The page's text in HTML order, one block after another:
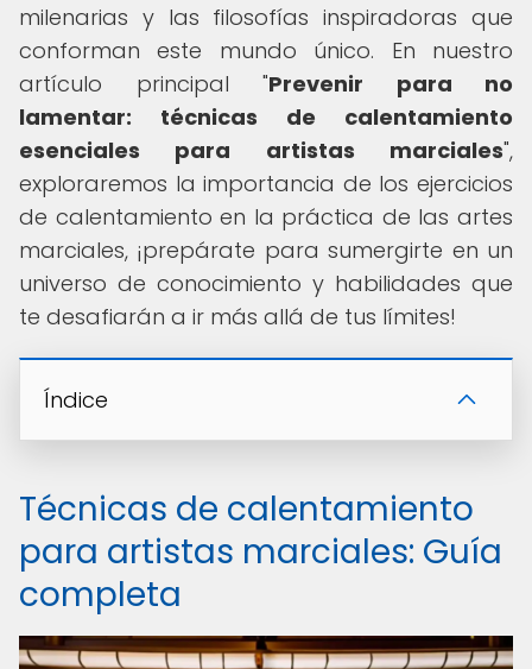
milenarias y las filosofías inspiradoras que
conforman este mundo único. En nuestro
artículo principal "Prevenir para no
lamentar: técnicas de calentamiento
esenciales para artistas marciales",
exploraremos la importancia de los ejercicios
de calentamiento en la práctica de las artes
marciales, ¡prepárate para sumergirte en un
universo de conocimiento y habilidades que
te desafiarán a ir más allá de tus límites!
Índice
Técnicas de calentamiento
para artistas marciales: Guía
completa